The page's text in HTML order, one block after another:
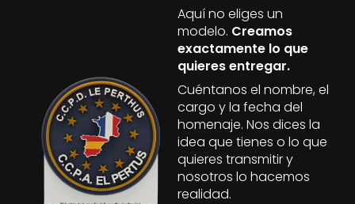
Aquí no eliges un
modelo. Creamos
exactamente lo que
quieres entregar.
Cuéntanos el nombre, el
cargo y la fecha del
homenaje. Nos dices la
idea que tienes o lo que
quieres transmitir y
nosotros lo hacemos
realidad.